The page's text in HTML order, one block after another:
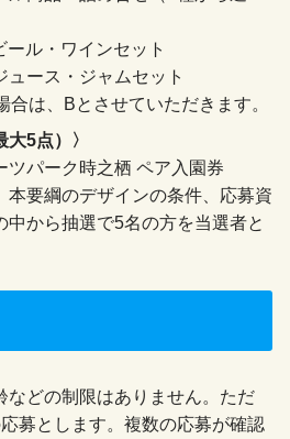
ル・ワインセット
ース・ジャムセット
は、Bとさせていただきます。
大5点）〉
ツパーク時之栖 ペア入園券
要綱のデザインの条件、応募資
から抽選で5名の方を当選者と
などの制限はありません。ただ
募とします。複数の応募が確認